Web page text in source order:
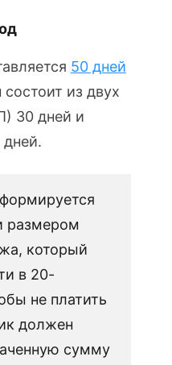
50 дней
состоит из двух
30 дней и
размером
который
в 20-
не платить
должен
сумму